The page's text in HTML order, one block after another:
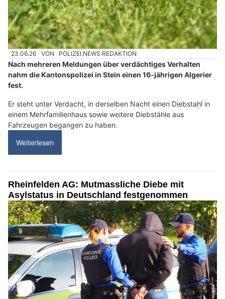
23.06.26 VON POLIZEI.NEWS REDAKTION
Nach mehreren Meldungen über verdächtiges Verhalten
nahm die Kantonspolizei in Stein einen 16-jährigen Algerier
fest.
Er steht unter Verdacht, in derselben Nacht einen Diebstahl in
einem Mehrfamilienhaus sowie weitere Diebstähle aus
Fahrzeugen begangen zu haben.
Weiterlesen
Rheinfelden AG: Mutmassliche Diebe mit
Asylstatus in Deutschland festgenommen